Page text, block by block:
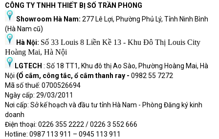
CÔNG TY TNHH THIẾT BỊ SỐ TRẦN PHONG
Showroom Hà Nam: 277 Lê Lợi, Phường Phủ Lý, Tỉnh Ninh Bình
(Hà Nam cũ)
Hà Nội: Số 33 Louis 8 Liền Kề 13 - Khu Đô Thị Louis City
Hoàng Mai, Hà Nội
LGTECH : Số 18 TT1, Khu đô thị Ao Sào, Phường Hoàng Mai, Hà
Nội (Ổ cắm, công tắc, ổ cắm thanh ray - 0982 55 7272
Mã số thuế: 0700526694
Ngày cấp: 29/03/2011
Nơi cấp: Sở kế hoạch và đầu tư tỉnh Hà Nam - Phòng Đăng ký kinh
doanh
Điện thoại: 0226 355 2222 / 0226 3 552 666
Hotine: 0987 113 911 – 0945 113 911